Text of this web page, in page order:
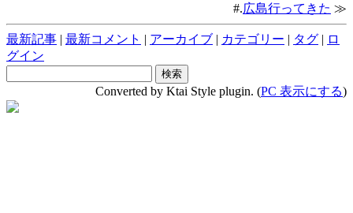
#.広島行ってきた ≫
最新記事 | 最新コメント | アーカイブ | カテゴリー | タグ | ロ
グイン
Converted by Ktai Style plugin. (PC 表示にする)